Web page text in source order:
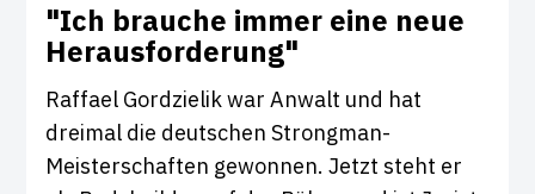
"Ich brauche immer eine neue
Her­aus­for­de­rung"
Raffael Gordzielik war Anwalt und hat
dreimal die deutschen Strongman-
Meisterschaften gewonnen. Jetzt steht er